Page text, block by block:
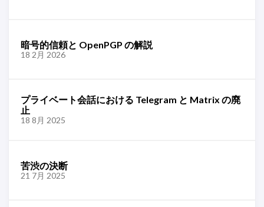
暗号的信頼と OpenPGP の解説
18 2月 2026
プライベート会話における Telegram と Matrix の廃
止
18 8月 2025
苦渋の決断
21 7月 2025